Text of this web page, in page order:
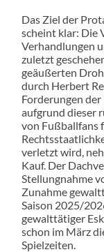
Das Ziel der
scheint klar: Die
Verhandlungen
zuletzt
geäußerten
durch Herbert
Forderungen
aufgrund dieser
von Fußballfans
verletzt wird,
Kauf. Der
Stellungnahme
Zunahme
Saison 2025/
gewalttätiger
schon im März
Spielzeiten.